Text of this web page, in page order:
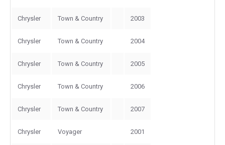
Chrysler Town & Country 2003
Chrysler Town & Country 2004
Chrysler Town & Country 2005
Chrysler Town & Country 2006
Chrysler Town & Country 2007
Chrysler Voyager 2001